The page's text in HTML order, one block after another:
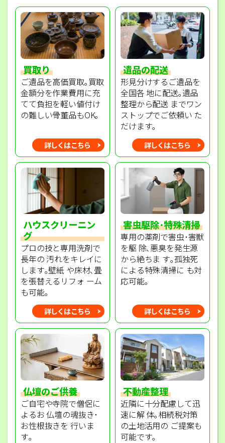
買取り
ご遺品を高価買取｡買取
金額分を作業費用に充
てて負担を軽い値付け
の難しい骨董品もOK｡
詳しくはこちら
遺品の配送
形見分けするご遺品を
全国各 地に配送｡遺品
整理から配送 までワン
ストップでご依頼い た
だけます｡
詳しくはこちら
ハウスクリーニン
グ
プロの技と専用洗剤で
長年の 汚れをキレイに
します｡壁紙 や床材､畳
を張替えるリフォ ーム
も可能｡
詳しくはこちら
害虫駆除･特殊清掃
専用の薬剤で害虫･害獣
を駆 除､悪臭を発生源
から絶ちま す｡孤独死
による特殊清掃に も対
応可能｡
詳しくはこちら
仏壇のご供養
ご自宅や寺院で僧侶に
よるお 仏壇の魂抜き･
お性根抜きを 行いま
す｡
不動産整理
近隣に十分配慮して迅
速に解 体｡相続税対策
の土地活用の ご提案も
可能です｡